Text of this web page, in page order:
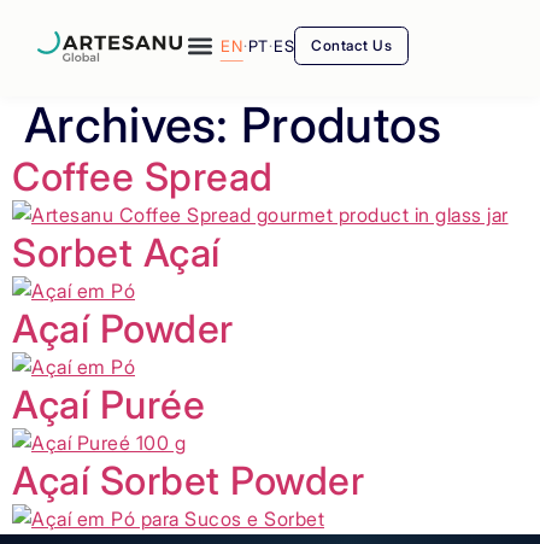
EN·PT·ES Contact Us
Archives: Produtos
Coffee Spread
Sorbet Açaí
Açaí Powder
Açaí Purée
Açaí Sorbet Powder